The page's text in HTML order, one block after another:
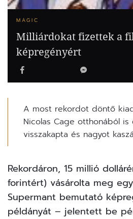
MAGIC
Milliárdokat fizettek a
képregényért
A most rekordot döntő
Nicolas Cage otthonából is
visszakapta és nagyot
Rekordáron, 15 millió
forintért) vásárolta meg
Supermant bemutató
példányát – jelentett be